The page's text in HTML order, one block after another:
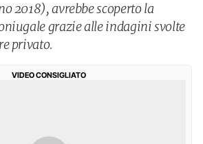
2018), avrebbe scoperto la
grazie alle indagini svolte
privato.
VIDEO CONSIGLIATO